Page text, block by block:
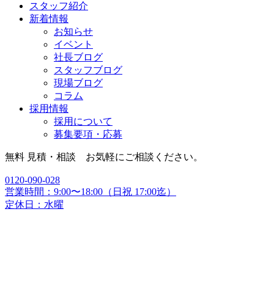
スタッフ紹介
新着情報
お知らせ
イベント
社長ブログ
スタッフブログ
現場ブログ
コラム
採用情報
採用について
募集要項・応募
無料 見積・相談 お気軽にご相談ください。
0120-090-028
営業時間：9:00〜18:00（日祝 17:00迄）
定休日：水曜